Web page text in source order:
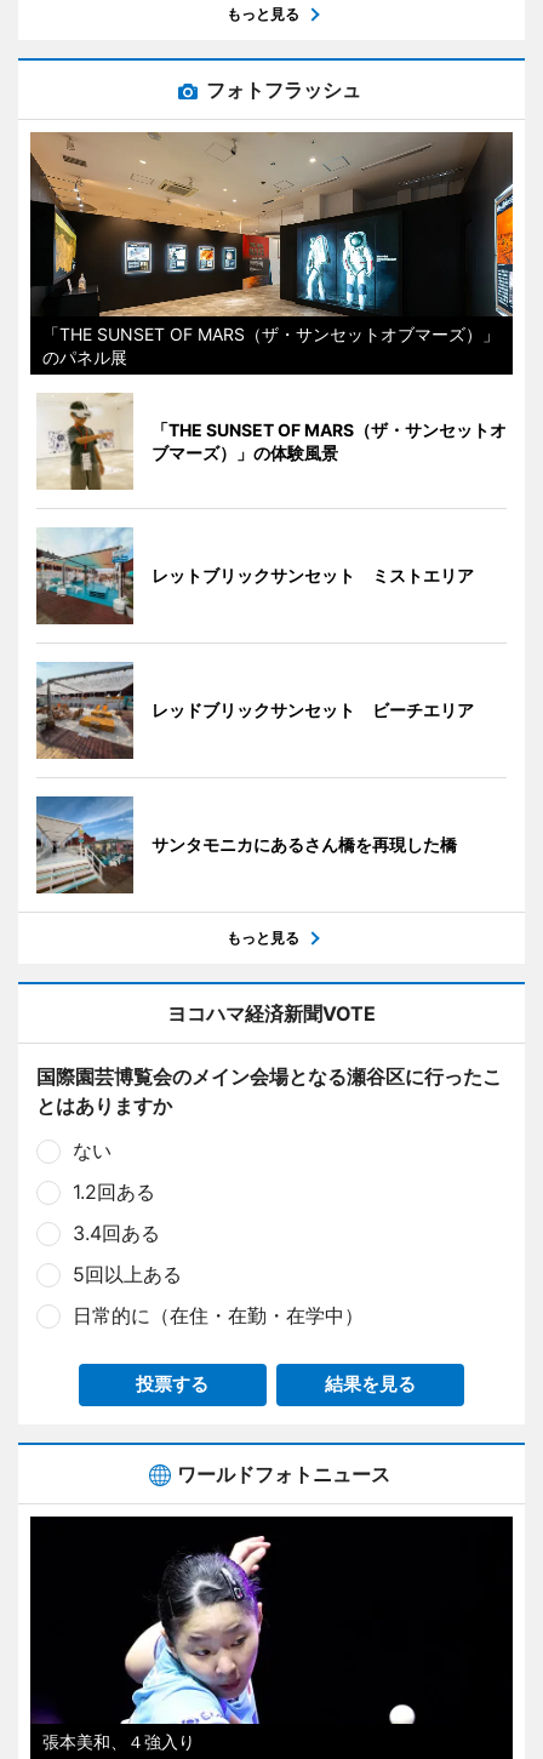
もっと見る
フォトフラッシュ
「THE SUNSET OF MARS（ザ・サンセットオブマーズ）」
のパネル展
「THE SUNSET OF MARS（ザ・サンセットオ
ブマーズ）」の体験風景
レットブリックサンセット ミストエリア
レッドブリックサンセット ビーチエリア
サンタモニカにあるさん橋を再現した橋
もっと見る
ヨコハマ経済新聞VOTE
国際園芸博覧会のメイン会場となる瀬谷区に行ったこ
とはありますか
ない
1.2回ある
3.4回ある
5回以上ある
日常的に（在住・在勤・在学中）
投票する 結果を見る
ワールドフォトニュース
張本美和、４強入り